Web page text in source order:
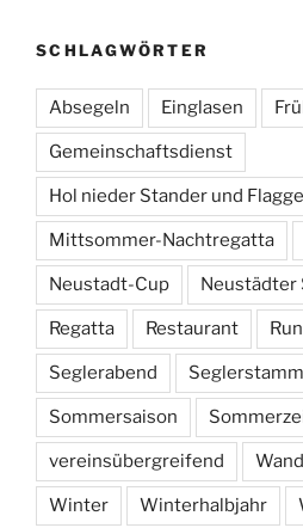
SCHLAGWÖRTER
Absegeln Einglasen
Gemeinschaftsdienst
Hol nieder Stander und
Mittsommer-Nachtregatta
Neustadt-Cup Neustädter
Regatta Restaurant
Seglerabend
Sommersaison
vereinsübergreifend
Winter Winterhalbjahr